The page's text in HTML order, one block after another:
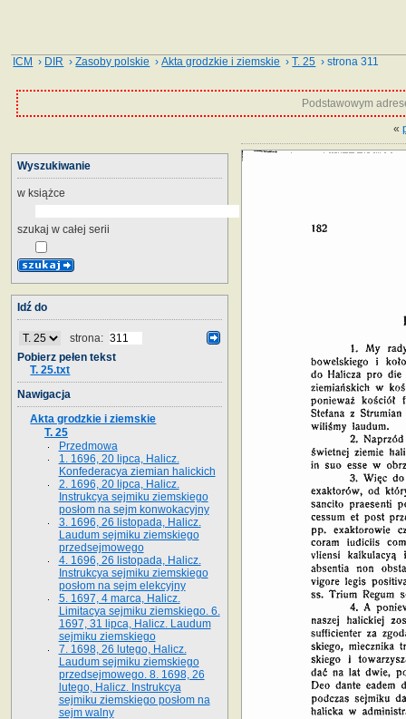
ICM › DIR ›Zasoby polskie ›Akta grodzkie i ziemskie ›T. 25 › strona 311
Podstawowym
«
Wyszukiwanie
w książce
szukaj w całej serii
Idź do
strona:
Pobierz pełen tekst
T. 25.txt
Nawigacja
Akta grodzkie i ziemskie
T. 25
Przedmowa
1. 1696, 20 lipca, Halicz.
Konfederacya ziemian halickich
2. 1696, 20 lipca, Halicz.
Instrukcya sejmiku ziemskiego
posłom na sejm konwokacyjny
3. 1696, 26 listopada, Halicz.
Laudum sejmiku ziemskiego
przedsejmowego
4. 1696, 26 listopada, Halicz.
Instrukcya sejmiku ziemskiego
posłom na sejm elekcyjny
5. 1697, 4 marca, Halicz.
Limitacya sejmiku ziemskiego. 6.
1697, 31 lipca, Halicz. Laudum
sejmiku ziemskiego
7. 1698, 26 lutego, Halicz.
Laudum sejmiku ziemskiego
przedsejmowego. 8. 1698, 26
lutego, Halicz. Instrukcya
sejmiku ziemskiego posłom na
sejm walny